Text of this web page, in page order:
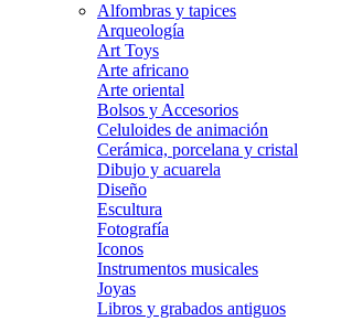
Alfombras y tapices
Arqueología
Art Toys
Arte africano
Arte oriental
Bolsos y Accesorios
Celuloides de animación
Cerámica, porcelana y cristal
Dibujo y acuarela
Diseño
Escultura
Fotografía
Iconos
Instrumentos musicales
Joyas
Libros y grabados antiguos